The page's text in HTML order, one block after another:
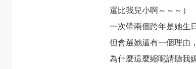
還比我兒小啊～～～）
一次帶兩個跨年是她生
但會選她還有一個理由
為什麼這麼縮呢請聽我